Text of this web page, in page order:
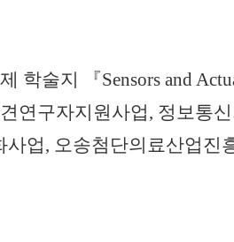
학술지 『Sensors and
연구자지원사업, 정보통
사업, 오송첨단의료산업진